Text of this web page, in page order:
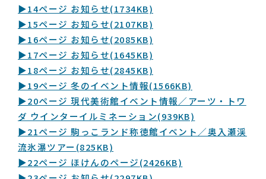
▶14ページ お知らせ(1734KB)
▶15ページ お知らせ(2107KB)
▶16ページ お知らせ(2085KB)
▶17ページ お知らせ(1645KB)
▶18ページ お知らせ(2845KB)
▶19ページ 冬のイベント情報(1566KB)
▶20ページ 現代美術館イベント情報／アーツ・トワ
ダ ウインターイルミネーション(939KB)
▶21ページ 駒っこランド称徳館イベント／奥入瀬渓
流氷瀑ツアー (825KB)
▶22ページ ほけんのページ(2426KB)